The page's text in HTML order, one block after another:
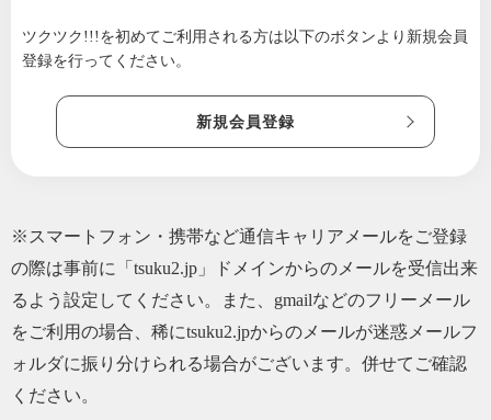
ツクツク!!!を初めてご利用される方は 以下のボタンより新規会員
登録を行ってください。
新規会員登録
※スマートフォン・携帯など通信キャリアメールをご登録
の際は事前に「tsuku2.jp」ドメインからのメールを受信出来
るよう設定してください。また、gmailなどのフリーメール
をご利用の場合、稀にtsuku2.jpからのメールが迷惑メールフ
ォルダに振り分けられる場合がございます。併せてご確認
ください。